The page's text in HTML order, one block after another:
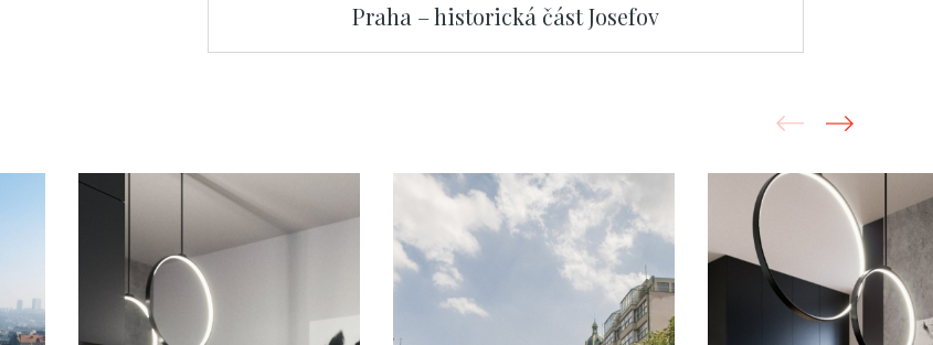
Praha – historická část Josefov